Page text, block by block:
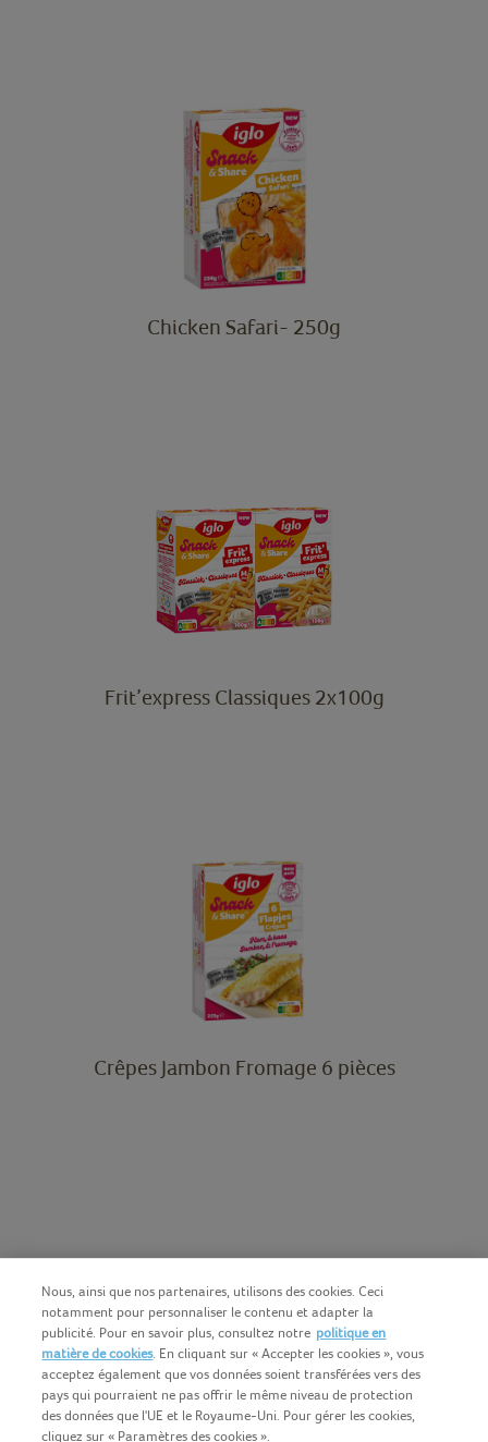
Chicken Safari- 250g
Frit’express Classiques 2x100g
Crêpes Jambon Fromage 6 pièces
Nous, ainsi que nos partenaires, utilisons des cookies. Ceci
notamment pour personnaliser le contenu et adapter la
publicité. Pour en savoir plus, consultez notre politique en
matière de cookies. En cliquant sur « Accepter les cookies », vous
acceptez également que vos données soient transférées vers des
pays qui pourraient ne pas offrir le même niveau de protection
des données que l'UE et le Royaume-Uni. Pour gérer les cookies,
cliquez sur « Paramètres des cookies ».